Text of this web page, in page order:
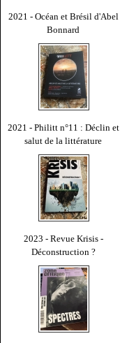
2021 - Océan et Brésil d'Abel
Bonnard
2021 - Philitt n°11 : Déclin et
salut de la littérature
2023 - Revue Krisis -
Déconstruction ?